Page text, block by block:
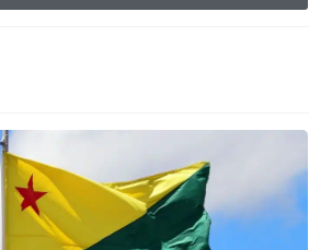
para a prevenção de doenças. Além